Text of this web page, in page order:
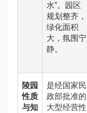
水”。园区
规划整齐，
绿化面积
大，氛围宁
静。
陵园
性质
与知
是经国家民
政部批准的
大型经营性